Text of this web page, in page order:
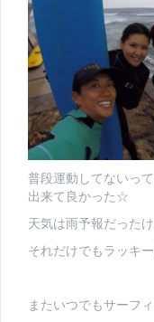
普段運動してないっ
出来て良かった☆
天気は雨予報だった
それだけでもラッキ
またいつでもサーフ